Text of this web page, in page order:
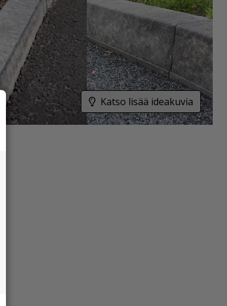
Katso lisää ideakuvia